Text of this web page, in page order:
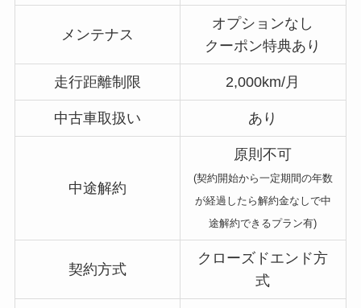
メンテナス
オプションなし
クーポン特典あり
走行距離制限 2,000km/月
中古車取扱い あり
中途解約
原則不可
(契約開始から一定期間の年数
が経過したら解約金なしで中
途解約できるプラン有)
契約方式
クローズドエンド方
式